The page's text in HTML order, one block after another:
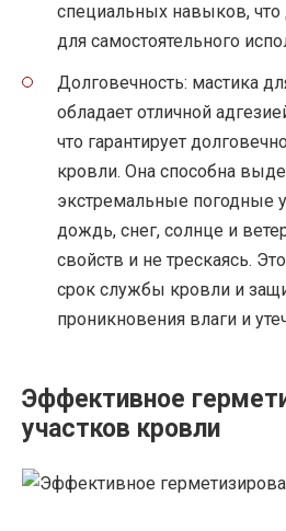
специальных навыков, что
для самостоятельного
Долговечность: мастика
обладает отличной
что гарантирует
кровли. Она способна
экстремальные погодные
дождь, снег, солнце и
свойств и не трескаясь.
срок службы кровли и
проникновения влаги и
Эффективное
участков кровли